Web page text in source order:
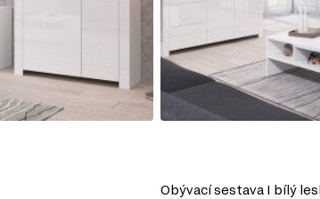
MDF má vysokou hustotu, která zajišťuje dobrou pevnost
homogenní struktuře má materiál dokonale rovný
laminaci nebo nanášení dekorativních povrchů.
Materiál se dobře hodí pro řezání, frézování a vytváření
Obývací sestava I bílý